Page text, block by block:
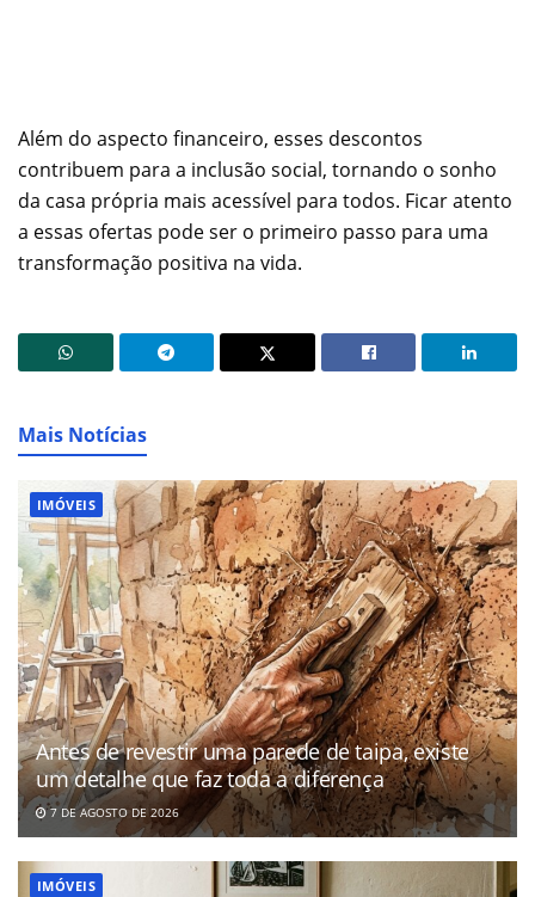
Além do aspecto financeiro, esses descontos
contribuem para a inclusão social, tornando o sonho
da casa própria mais acessível para todos. Ficar atento
a essas ofertas pode ser o primeiro passo para uma
transformação positiva na vida.
Mais Notícias
IMÓVEIS
Antes de revestir uma parede de taipa, existe
um detalhe que faz toda a diferença
7 DE AGOSTO DE 2026
IMÓVEIS